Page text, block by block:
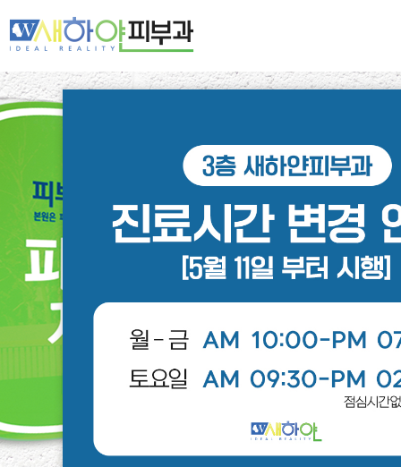
새하얀 네트워크
기미·색소·홍조
주름·탄력
제모·모발
피부클리닉
레이저클리닉
스페셜클리닉
새하얀 소식